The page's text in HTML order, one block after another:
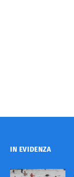
IN EVIDENZA